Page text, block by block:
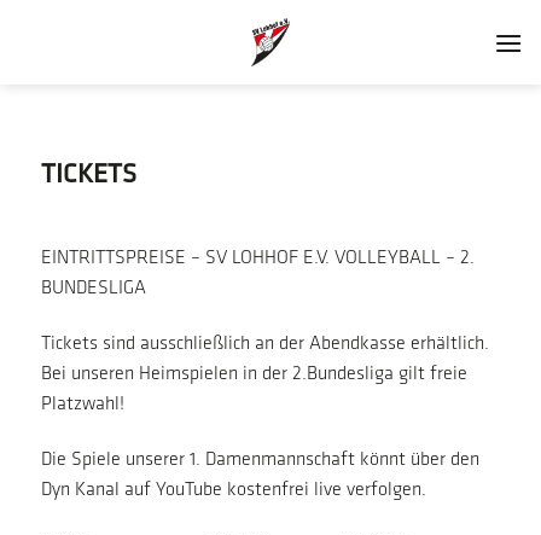
TICKETS
EINTRITTSPREISE – SV LOHHOF E.V. VOLLEYBALL – 2.
BUNDESLIGA
Tickets sind ausschließlich an der Abendkasse erhältlich.
Bei unseren Heimspielen in der 2.Bundesliga gilt freie
Platzwahl!
Die Spiele unserer 1. Damenmannschaft könnt über den
Dyn Kanal auf YouTube kostenfrei live verfolgen.